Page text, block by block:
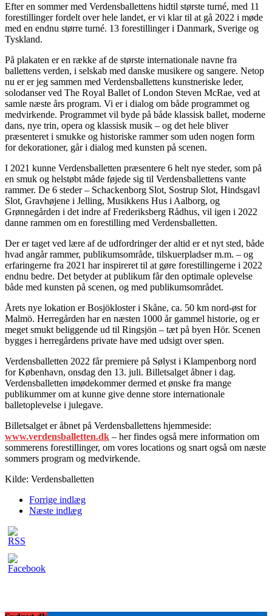
Efter en sommer med Verdensballettens hidtil største turné, med 11
forestillinger fordelt over hele landet, er vi klar til at gå 2022 i møde
med en endnu større turné. 13 forestillinger i Danmark, Sverige og
Tyskland.
På plakaten er en række af de største internationale navne fra
ballettens verden, i selskab med danske musikere og sangere. Netop
nu er er jeg sammen med Verdensballettens kunstneriske leder,
solodanser ved The Royal Ballet of London Steven McRae, ved at
samle næste års program. Vi er i dialog om både programmet og
medvirkende. Programmet vil byde på både klassisk ballet, moderne
dans, nye trin, opera og klassisk musik – og det hele bliver
præsenteret i smukke og historiske rammer som uden nogen form
for dekorationer, går i dialog med kunsten på scenen.
I 2021 kunne Verdensballetten præsentere 6 helt nye steder, som på
en smuk og helstøbt måde føjede sig til Verdensballettens vante
rammer. De 6 steder – Schackenborg Slot, Sostrup Slot, Hindsgavl
Slot, Gravhøjene i Jelling, Musikkens Hus i Aalborg, og
Grønnegården i det indre af Frederiksberg Rådhus, vil igen i 2022
danne rammen om en forestilling med Verdensballetten.
Der er taget ved lære af de udfordringer der altid er et nyt sted, både
hvad angår rammer, publikumsområde, tilskuerpladser m.m. – og
erfaringerne fra 2021 har inspireret til at gøre forestillingerne i 2022
endnu bedre. Det betyder at publikum får den optimale oplevelse
både med kunsten på scenen, og med publikumsområdet.
Årets nye lokation er Bosjökloster i Skåne, ca. 50 km nord-øst for
Malmö. Herregården har en næsten 1000 år gammel historie, og er
meget smukt beliggende ud til Ringsjön – tæt på byen Hör. Scenen
bygges i herregårdens private have med udsigt over søen.
Verdensballetten 2022 får premiere på Sølyst i Klampenborg nord
for København, onsdag den 13. juli. Billetsalget åbner i dag.
Verdensballetten imødekommer dermed et ønske fra mange
publikummer om at kunne give denne store internationale
balletoplevelse i julegave.
Billetsalget er åbnet på Verdensballettens hjemmeside:
www.verdensballetten.dk – her findes også mere information om
sommerens forestillinger, om vores locations og snart også om næste
sommers program og medvirkende.
Kilde: Verdensballetten
Forrige indlæg
Næste indlæg